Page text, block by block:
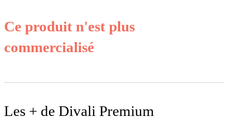
Ce produit n'est plus
commercialisé
Les + de Divali Premium